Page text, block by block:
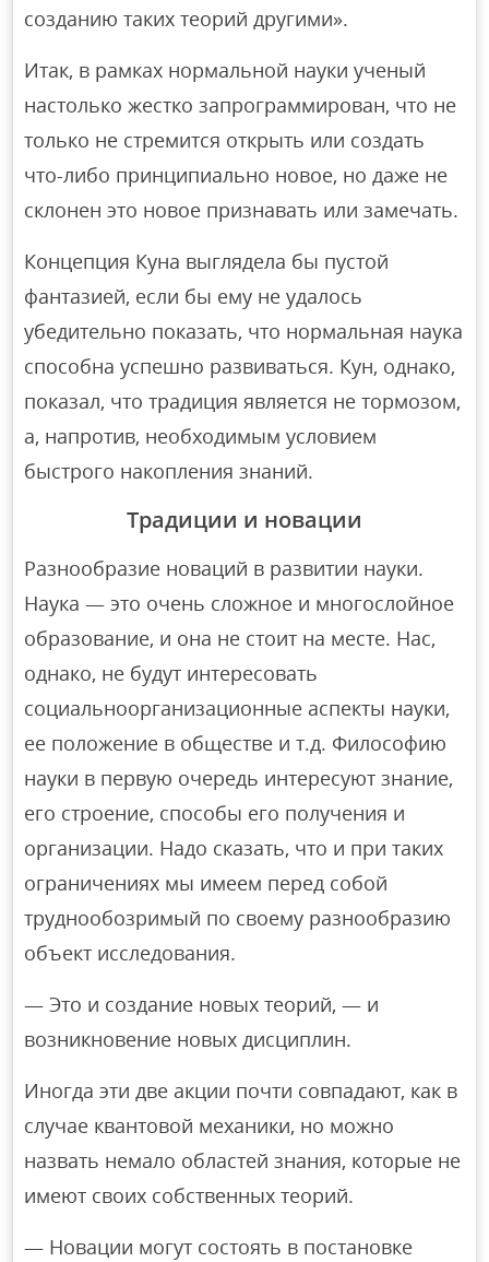
созданию таких теорий другими».
Итак, в рамках нормальной науки ученый
настолько жестко запрограммирован, что не
только не стремится открыть или создать
что-либо принципиально новое, но даже не
склонен это новое признавать или замечать.
Концепция Куна выглядела бы пустой
фантазией, если бы ему не удалось
убедительно показать, что нормальная наука
способна успешно развиваться. Кун, однако,
показал, что традиция является не тормозом,
а, напротив, необходимым условием
быстрого накопления знаний.
Традиции и новации
Разнообразие новаций в развитии науки.
Наука — это очень сложное и многослойное
образование, и она не стоит на месте. Нас,
однако, не будут интересовать
социальноорганизационные аспекты науки,
ее положение в обществе и т.д. Философию
науки в первую очередь интересуют знание,
его строение, способы его получения и
организации. Надо сказать, что и при таких
ограничениях мы имеем перед собой
труднообозримый по своему разнообразию
объект исследования.
— Это и создание новых теорий, — и
возникновение новых дисциплин.
Иногда эти две акции почти совпадают, как в
случае квантовой механики, но можно
назвать немало областей знания, которые не
имеют своих собственных теорий.
— Новации могут состоять в постановке